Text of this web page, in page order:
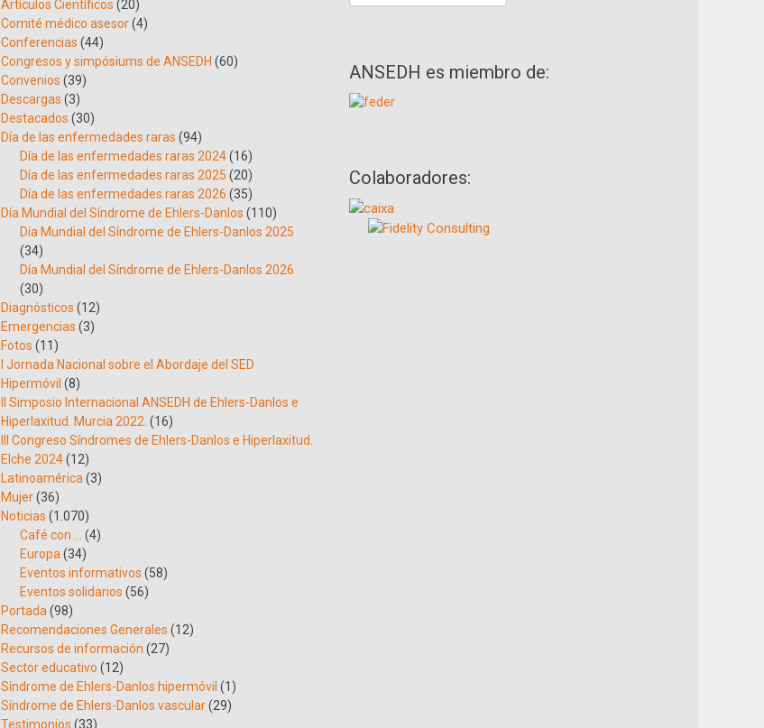
Artículos Científicos (20)
Comité médico asesor(4)
Conferencias (44)
Congresos y simpósiums de ANSEDH (60)
Convenios (39)
Descargas (3)
Destacados (30)
Día de las enfermedades raras (94)
Día de las enfermedades raras 2024(16)
Día de las enfermedades raras 2025 (20)
Día de las enfermedades raras 2026 (35)
Día Mundial del Síndrome de Ehlers-Danlos (110)
Día Mundial del Síndrome de Ehlers-Danlos 2025
(34)
Día Mundial del Síndrome de Ehlers-Danlos 2026
(30)
Diagnósticos (12)
Emergencias (3)
Fotos (11)
I Jornada Nacional sobre el Abordaje del SED
Hipermóvil (8)
II Simposio Internacional ANSEDH de Ehlers-Danlos e
Hiperlaxitud. Murcia 2022. (16)
III Congreso Síndromes de Ehlers-Danlos e Hiperlaxitud.
Elche 2024(12)
Latinoamérica (3)
Mujer(36)
Noticias (1.070)
Café con …
(4)
Europa (34)
Eventos informativos (58)
Eventos solidarios (56)
Portada (98)
Recomendaciones Generales (12)
Recursos de información (27)
Sector educativo (12)
Síndrome de Ehlers-Danlos hipermóvil (1)
Síndrome de Ehlers-Danlos vascular(29)
Testimonios (33)
ANSEDH es miembro de:
Colaboradores: